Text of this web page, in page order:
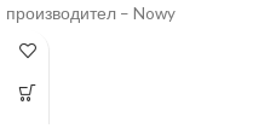
производител – Nowy